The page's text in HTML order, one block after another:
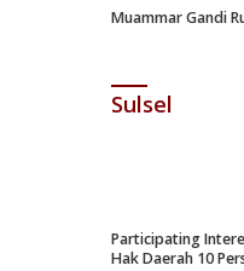
Muammar Gandi
Sulsel
Participating
Hak Daerah 10